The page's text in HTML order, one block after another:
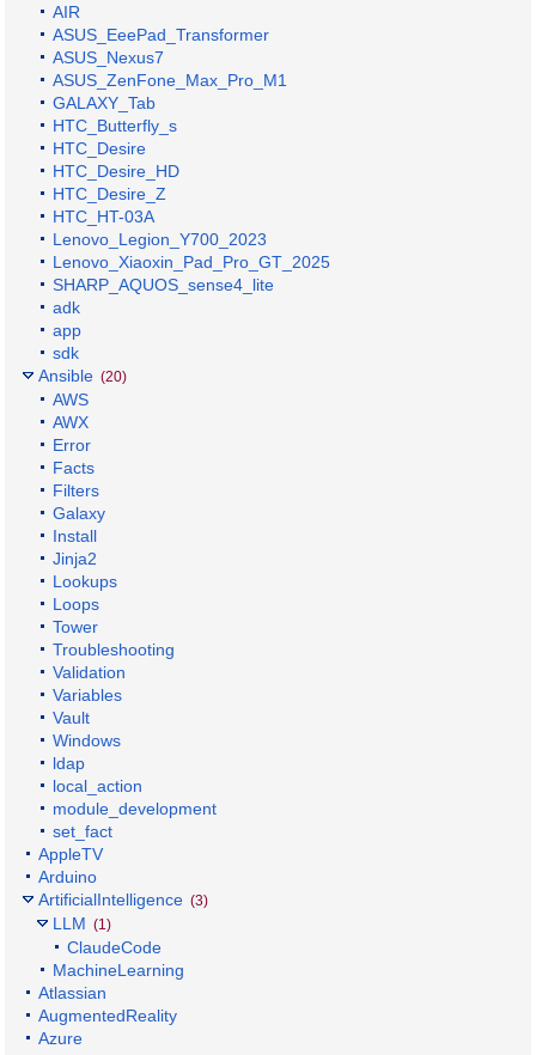
AIR
ASUS_EeePad_Transformer
ASUS_Nexus7
ASUS_ZenFone_Max_Pro_M1
GALAXY_Tab
HTC_Butterfly_s
HTC_Desire
HTC_Desire_HD
HTC_Desire_Z
HTC_HT-03A
Lenovo_Legion_Y700_2023
Lenovo_Xiaoxin_Pad_Pro_GT_2025
SHARP_AQUOS_sense4_lite
adk
app
sdk
Ansible (20)
AWS
AWX
Error
Facts
Filters
Galaxy
Install
Jinja2
Lookups
Loops
Tower
Troubleshooting
Validation
Variables
Vault
Windows
ldap
local_action
module_development
set_fact
AppleTV
Arduino
ArtificialIntelligence (3)
LLM (1)
ClaudeCode
MachineLearning
Atlassian
AugmentedReality
Azure